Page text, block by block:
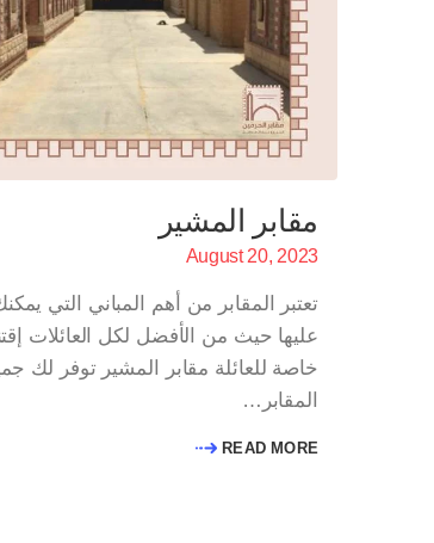
مقابر المشير
August 20, 2023
تعتبر المقابر من أهم المباني التي
عليها حيث من الأفضل لكل العائلات
خاصة للعائلة مقابر المشير توفر لك
المقابر…
READ MORE